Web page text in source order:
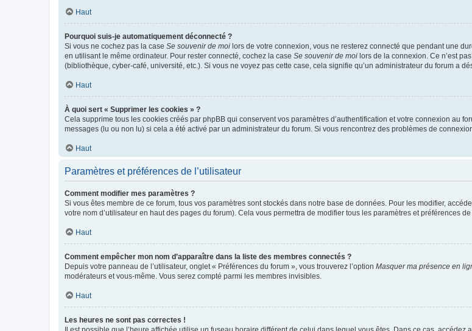
Haut
Pourquoi suis-je automatiquement déconnecté ?
Si vous ne cochez pas la case Se souvenir de moi lors de votre connexion, vous ne resterez connecté que pendant une
en utilisant le même ordinateur. Pour rester connecté, cochez la case Se souvenir de moi lors de la connexion. Ce n’est
(bibliothèque, cyber-café, université, etc.). Si vous ne voyez pas cette case, cela signifie qu’un administrateur du forum a
Haut
À quoi sert « Supprimer les cookies » ?
Cela supprime tous les cookies créés par phpBB qui conservent vos paramètres d’authentification et votre connexion au
messages (lu ou non lu) si cela a été activé par un administrateur du forum. Si vous rencontrez des problèmes de
Haut
Paramètres et préférences de l’utilisateur
Comment modifier mes paramètres ?
Si vous êtes membre de ce forum, tous vos paramètres sont stockés dans notre base de données. Pour les modifier,
votre nom d’utilisateur en haut des pages du forum). Cela vous permettra de modifier tous les paramètres et préférences
Haut
Comment empêcher mon nom d’apparaître dans la liste des membres connectés ?
Depuis votre panneau de l’utilisateur, onglet « Préférences du forum », vous trouverez l’option Masquer ma présence en
modérateurs et vous-même. Vous serez compté parmi les membres invisibles.
Haut
Les heures ne sont pas correctes !